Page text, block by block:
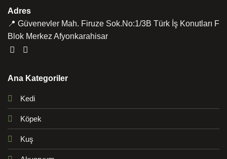
Adres
📍 Güvenevler Mah. Firuze Sok.No:1/3B Türk İş Konutları F
Blok Merkez Afyonkarahisar
Ana Kategoriler
Kedi
Köpek
Kuş